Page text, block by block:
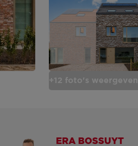
+12 foto's weergeven
ERA BOSSUYT